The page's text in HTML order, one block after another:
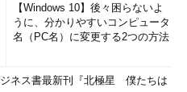
【Windows 10】後々困らないよ
うに、分かりやすいコンピュータ
名（PC名）に変更する2つの方法
ジネス書最新刊『北極星 僕たちは